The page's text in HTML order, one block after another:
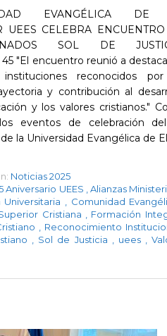
EVANGÉLICA DE
UEES CELEBRA
SOL DE
45 "El encuentro reunió a
reconocidos
y contribución al
y los valores cristianos."
eventos de celebración
la Universidad Evangélica de
Noticias 2025
Aniversario UEES
Alianzas
Universitaria Comunidad
Cristiana
Formación
Reconocimiento
Sol de Justicia uees